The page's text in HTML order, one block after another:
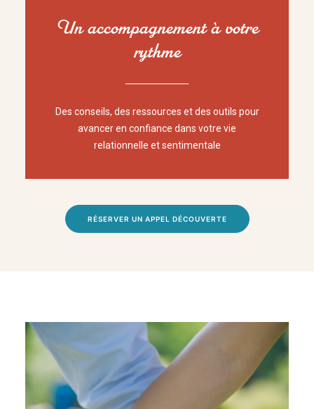
Un accompagnement à votre
rythme
Des conseils, des ressources et des outils pour
avancer en confiance dans votre vie
relationnelle et sentimentale
RÉSERVER UN APPEL DÉCOUVERTE